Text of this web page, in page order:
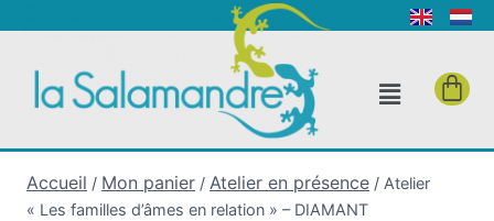
Accueil / Mon panier / Atelier en présence / Atelier
« Les familles d’âmes en relation » – DIAMANT